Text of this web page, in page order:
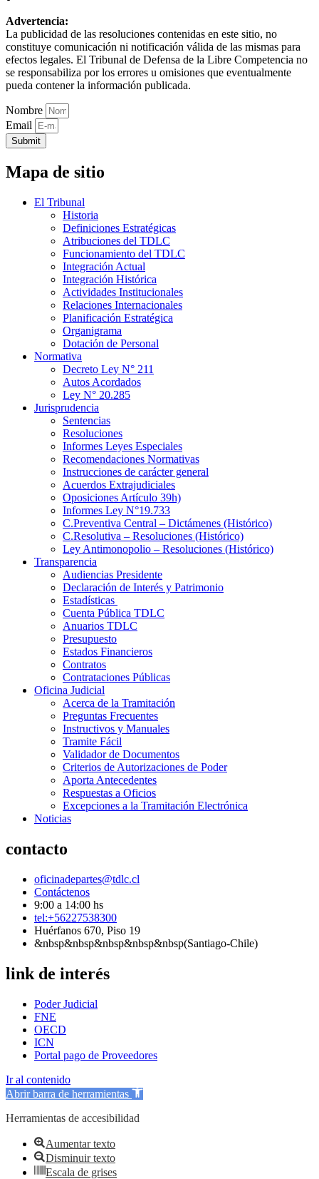
Advertencia:
La publicidad de las resoluciones contenidas en este sitio, no
constituye comunicación ni notificación válida de las mismas para
efectos legales. El Tribunal de Defensa de la Libre Competencia no
se responsabiliza por los errores u omisiones que eventualmente
pueda contener la información publicada.
Nombre
Email
Submit
Mapa de sitio
El Tribunal
Historia
Definiciones Estratégicas
Atribuciones del TDLC
Funcionamiento del TDLC
Integración Actual
Integración Histórica
Actividades Institucionales
Relaciones Internacionales
Planificación Estratégica
Organigrama
Dotación de Personal
Normativa
Decreto Ley N° 211
Autos Acordados
Ley N° 20.285
Jurisprudencia
Sentencias
Resoluciones
Informes Leyes Especiales
Recomendaciones Normativas
Instrucciones de carácter general
Acuerdos Extrajudiciales
Oposiciones Artículo 39h)
Informes Ley N°19.733
C.Preventiva Central – Dictámenes (Histórico)
C.Resolutiva – Resoluciones (Histórico)
Ley Antimonopolio – Resoluciones (Histórico)
Transparencia
Audiencias Presidente
Declaración de Interés y Patrimonio
Estadísticas
Cuenta Pública TDLC
Anuarios TDLC
Presupuesto
Estados Financieros
Contratos
Contrataciones Públicas
Oficina Judicial
Acerca de la Tramitación
Preguntas Frecuentes
Instructivos y Manuales
Tramite Fácil
Validador de Documentos
Criterios de Autorizaciones de Poder
Aporta Antecedentes
Respuestas a Oficios
Excepciones a la Tramitación Electrónica
Noticias
contacto
oficinadepartes@tdlc.cl
Contáctenos
9:00 a 14:00 hs
tel:+56227538300
Huérfanos 670, Piso 19
&nbsp&nbsp&nbsp&nbsp&nbsp(Santiago-Chile)
link de interés
Poder Judicial
FNE
OECD
ICN
Portal pago de Proveedores
Ir al contenido
Abrir barra de herramientas
Herramientas de accesibilidad
Aumentar texto
Disminuir texto
Escala de grises